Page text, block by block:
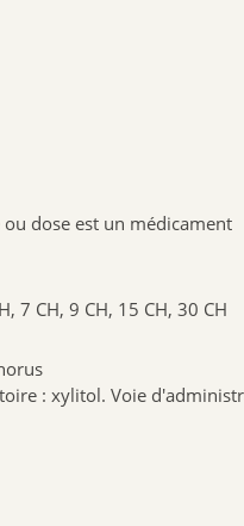
dose est un médicament
7 CH, 9 CH, 15 CH, 30 CH
: xylitol. Voie